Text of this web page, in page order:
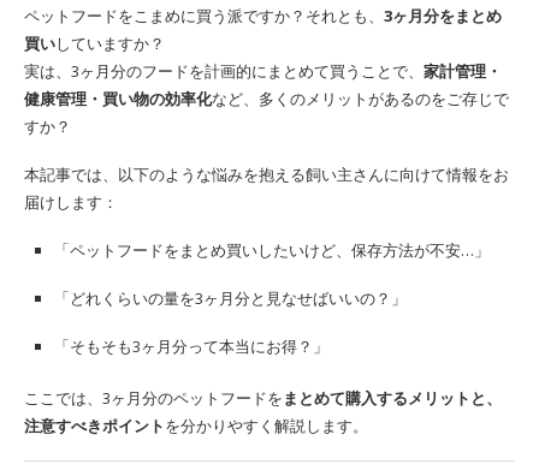
ペットフードをこまめに買う派ですか？それとも、 3ヶ月分をまとめ
買いしていますか？
実は、3ヶ月分のフードを計画的にまとめて買うことで、 家計管理・
健康管理・買い物の効率化など、多くのメリットがあるのをご存じで
すか？
本記事では、以下のような悩みを抱える飼い主さんに向けて情報をお
届けします：
「ペットフードをまとめ買いしたいけど、保存方法が不安…」
「どれくらいの量を3ヶ月分と見なせばいいの？」
「そもそも3ヶ月分って本当にお得？」
ここでは、3ヶ月分のペットフードをまとめて購入するメリットと、
注意すべきポイントを分かりやすく解説します。